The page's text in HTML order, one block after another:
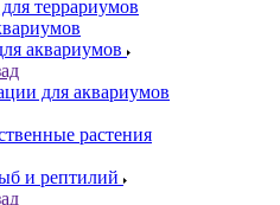
террариумов
аквариумов
для аквариумов
растения
и рептилий